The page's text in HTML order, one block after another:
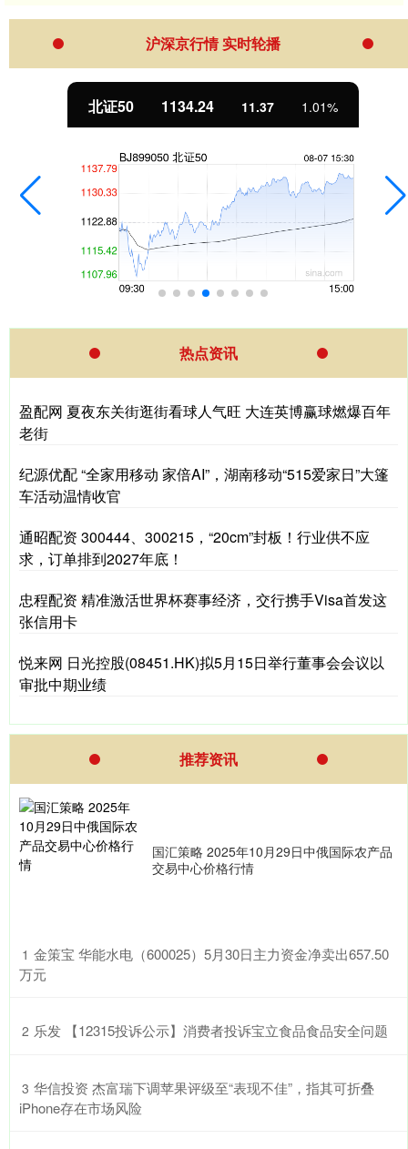
沪深京行情 实时轮播
北证50 1134.24 11.37 1.01%
热点资讯
盈配网 夏夜东关街逛街看球人气旺 大连英博赢球燃爆百年
老街
纪源优配 “全家用移动 家倍AI”，湖南移动“515爱家日”大篷
车活动温情收官
通昭配资 300444、300215，“20cm”封板！行业供不应
求，订单排到2027年底！
忠程配资 精准激活世界杯赛事经济，交行携手Visa首发这
张信用卡
悦来网 日光控股(08451.HK)拟5月15日举行董事会会议以
审批中期业绩
推荐资讯
国汇策略 2025年10月29日中俄国际农产品
交易中心价格行情
1 ​金策宝 华能水电（600025）5月30日主力资金净卖出657.50
万元
2 ​乐发 【12315投诉公示】消费者投诉宝立食品食品安全问题
3 ​华信投资 杰富瑞下调苹果评级至“表现不佳”，指其可折叠
iPhone存在市场风险